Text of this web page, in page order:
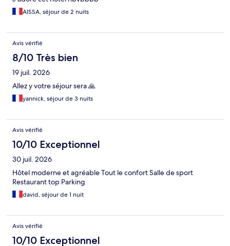
AISSA, séjour de 2 nuits
Avis vérifié
8/10 Très bien
19 juil. 2026
Allez y votre séjour sera 🙏
yannick, séjour de 3 nuits
Avis vérifié
10/10 Exceptionnel
30 juil. 2026
Hôtel moderne et agréable Tout le confort Salle de sport
Restaurant top Parking
david, séjour de 1 nuit
Avis vérifié
10/10 Exceptionnel